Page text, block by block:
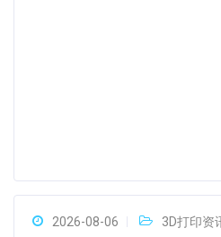
2026-08-06 3D打印资